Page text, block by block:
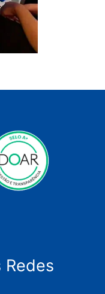
Redes